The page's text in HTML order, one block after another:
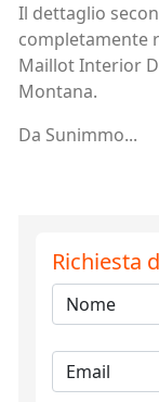
Il dettaglio
completamente
Maillot Interior
Montana.
Da Sunimmo...
Richiesta